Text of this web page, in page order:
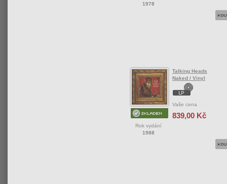
1978
Rok vydání
1988
Talking Heads
Naked / Vinyl
Vaše cena
839,00 Kč